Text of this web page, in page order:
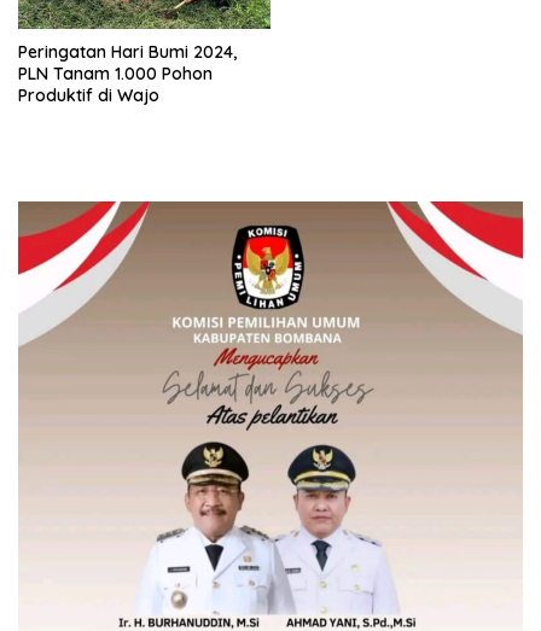
Peringatan Hari Bumi 2024,
PLN Tanam 1.000 Pohon
Produktif di Wajo